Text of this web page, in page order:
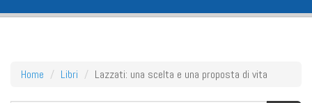
Home Libri Lazzati: una scelta e una proposta di vita